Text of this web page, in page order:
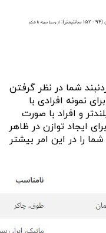
شما در نظر گرفتن
نمونه افرادی با